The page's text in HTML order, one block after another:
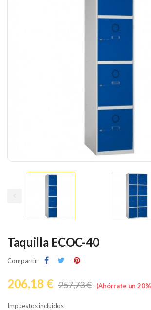
Taquilla ECOC-40
Compartir
206,18 € 257,73 € Ahórrate un 20%
Impuestos incluidos